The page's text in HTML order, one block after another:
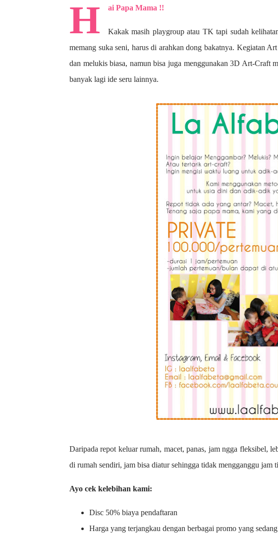
H ai Papa Mama !!
Kakak masih playgroup atau TK tapi sudah
memang suka seni, harus di arahkan dong bakatnya. Kegiatan
dan melukis biasa, namun bisa juga menggunakan 3D Art-Craft
banyak lagi ide seru lainnya.
Daripada repot keluar rumah, macet, panas, jam ngga fleksibel,
di rumah sendiri, jam bisa diatur sehingga tidak mengganggu jam
Ayo cek kelebihan kami:
Disc 50% biaya pendaftaran
Harga yang terjangkau dengan berbagai promo yang